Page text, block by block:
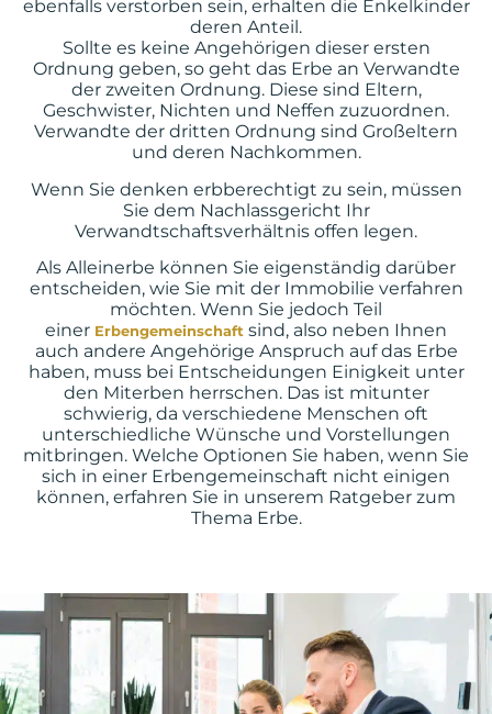
ebenfalls verstorben sein, erhalten die Enkelkinder
deren Anteil.
Sollte es keine Angehörigen dieser ersten
Ordnung geben, so geht das Erbe an Verwandte
der zweiten Ordnung. Diese sind Eltern,
Geschwister, Nichten und Neffen zuzuordnen.
Verwandte der dritten Ordnung sind Großeltern
und deren Nachkommen.
Wenn Sie denken erbberechtigt zu sein, müssen
Sie dem Nachlassgericht Ihr
Verwandtschaftsverhältnis offen legen.
Als Alleinerbe können Sie eigenständig darüber
entscheiden, wie Sie mit der Immobilie verfahren
möchten. Wenn Sie jedoch Teil
einer Erbengemeinschaft sind, also neben Ihnen
auch andere Angehörige Anspruch auf das Erbe
haben, muss bei Entscheidungen Einigkeit unter
den Miterben herrschen. Das ist mitunter
schwierig, da verschiedene Menschen oft
unterschiedliche Wünsche und Vorstellungen
mitbringen. Welche Optionen Sie haben, wenn Sie
sich in einer Erbengemeinschaft nicht einigen
können, erfahren Sie in unserem Ratgeber zum
Thema Erbe.